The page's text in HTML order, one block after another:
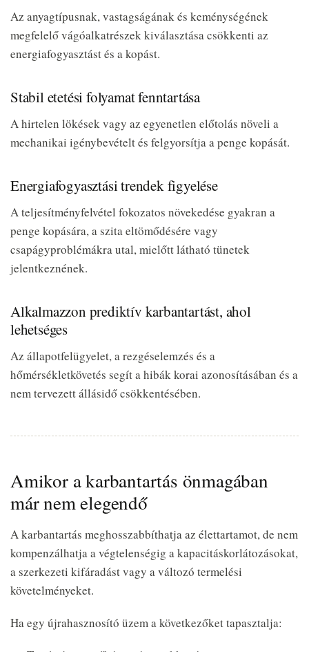
Az anyagtípusnak, vastagságának és keménységének
megfelelő vágóalkatrészek kiválasztása csökkenti az
energiafogyasztást és a kopást.
Stabil etetési folyamat fenntartása
A hirtelen lökések vagy az egyenetlen előtolás növeli a
mechanikai igénybevételt és felgyorsítja a penge kopását.
Energiafogyasztási trendek figyelése
A teljesítményfelvétel fokozatos növekedése gyakran a
penge kopására, a szita eltömődésére vagy
csapágyproblémákra utal, mielőtt látható tünetek
jelentkeznének.
Alkalmazzon prediktív karbantartást, ahol
lehetséges
Az állapotfelügyelet, a rezgéselemzés és a
hőmérsékletkövetés segít a hibák korai azonosításában és a
nem tervezett állásidő csökkentésében.
Amikor a karbantartás önmagában
már nem elegendő
A karbantartás meghosszabbíthatja az élettartamot, de nem
kompenzálhatja a végtelenségig a kapacitáskorlátozásokat,
a szerkezeti kifáradást vagy a változó termelési
követelményeket.
Ha egy újrahasznosító üzem a következőket tapasztalja: